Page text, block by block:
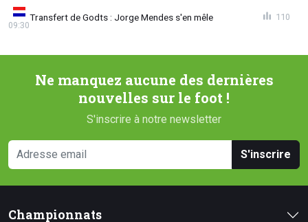
Transfert de Godts : Jorge Mendes s'en mêle
09:30
110
Ne manquez aucune des dernières
nouvelles sur le foot !
S'inscrire à notre newsletter
S'inscrire
Championnats